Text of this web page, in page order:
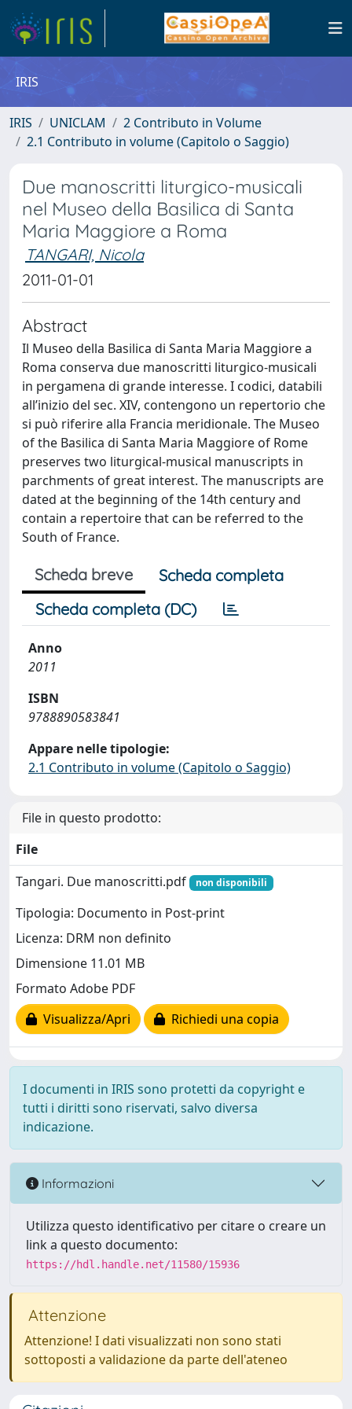
IRIS
IRIS UNICLAM
2 Contributo in Volume
2.1 Contributo in volume (Capitolo o Saggio)
Due manoscritti liturgico-musicali
nel Museo della Basilica di Santa
Maria Maggiore a Roma
TANGARI, Nicola
2011-01-01
Abstract
Il Museo della Basilica di Santa Maria Maggiore a
Roma conserva due manoscritti liturgico-musicali
in pergamena di grande interesse. I codici, databili
all’inizio del sec. XIV, contengono un repertorio che
si può riferire alla Francia meridionale. The Museo
of the Basilica di Santa Maria Maggiore of Rome
preserves two liturgical-musical manuscripts in
parchments of great interest. The manuscripts are
dated at the beginning of the 14th century and
contain a repertoire that can be referred to the
South of France.
Scheda breve
Scheda completa
Scheda completa (DC)
Anno
2011
ISBN
9788890583841
Appare nelle tipologie:
2.1 Contributo in volume (Capitolo o Saggio)
File in questo prodotto:
File
Tangari. Due manoscritti.pdf
non disponibili
Tipologia: Documento in Post-print
Licenza: DRM non definito
Dimensione 11.01 MB
Formato Adobe PDF
Visualizza/Apri
Richiedi una copia
I documenti in IRIS sono protetti da copyright e
tutti i diritti sono riservati, salvo diversa
indicazione.
Informazioni
Utilizza questo identificativo per citare o creare un
link a questo documento:
https://hdl.handle.net/11580/15936
Attenzione
Attenzione! I dati visualizzati non sono stati
sottoposti a validazione da parte dell'ateneo